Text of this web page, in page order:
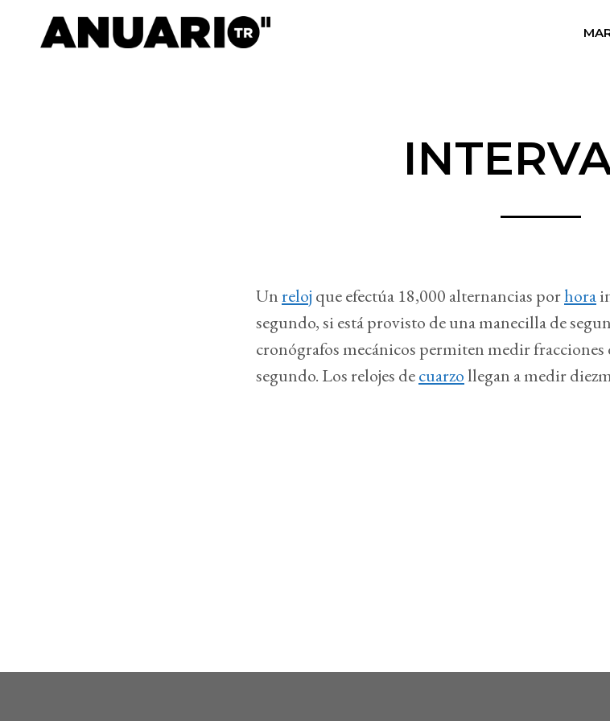
Unreloj que efectúa 18,000 alternancias porhora
segundo, si está provisto de una manecilla de
cronógrafos mecánicos permiten medir fracciones
segundo. Los relojes decuarzollegan a medir